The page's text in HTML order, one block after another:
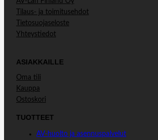
Tilaus- ja toimitusehdot
Tietosuojaseloste
Yhteystiedot
ASIAKKAILLE
Oma tili
Kauppa
Ostoskori
TUOTTEET
AV-huolto ja asennuspalvelut